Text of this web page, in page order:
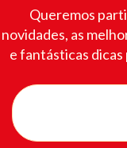
Queremos
novidades, as
e fantásticas dicas